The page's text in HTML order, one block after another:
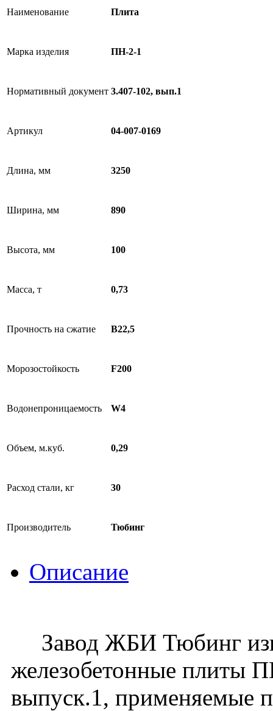
Наименование Плита
Марка изделия ПН-2-1
Нормативный документ 3.407-102, вып.1
Артикул 04-007-0169
Длина, мм 3250
Ширина, мм 890
Высота, мм 100
Масса, т 0,73
Прочность на сжатие B22,5
Морозостойкость F200
Водонепроницаемость W4
Объем, м.куб. 0,29
Расход стали, кг 30
Производитель Тюбинг
Описание
Завод ЖБИ Тюбинг
железобетонные плиты
выпуск.1, применяемые